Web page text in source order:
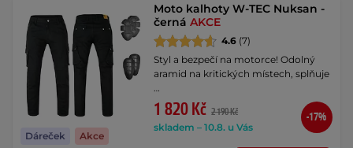
Dáreček
Akce
Moto kalhoty W-TEC Nuksan -
černáAKCE
4.6 (7)
Styl a bezpečí na motorce! Odolný
aramid na kritických místech, splňuje
1 820 Kč 2 190 Kč
skladem – 10.8. u Vás
-17%